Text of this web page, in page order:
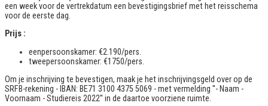
een week voor de vertrekdatum een bevestigingsbrief met het reisschema
voor de eerste dag.
Prijs :
eenpersoonskamer: €2.190/pers.
tweepersoonskamer: €1750/pers.
Om je inschrijving te bevestigen, maak je het inschrijvingsgeld over op de
SRFB-rekening - IBAN: BE71 3100 4375 5069 - met vermelding ''- Naam -
Voornaam - Studiereis 2022'' in de daartoe voorziene ruimte.